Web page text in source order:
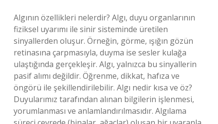
Algının özellikleri nelerdir? Algı, duyu organlarının
fiziksel uyarımı ile sinir sisteminde üretilen
sinyallerden oluşur. Örneğin, görme, ışığın gözün
retinasına çarpmasıyla, duyma ise sesler kulağa
ulaştığında gerçekleşir. Algı, yalnızca bu sinyallerin
pasif alımı değildir. Öğrenme, dikkat, hafıza ve
öngörü ile şekillendirilebilir. Algı nedir kısa ve öz?
Duyularımız tarafından alınan bilgilerin işlenmesi,
yorumlanması ve anlamlandırılmasıdır. Algılama